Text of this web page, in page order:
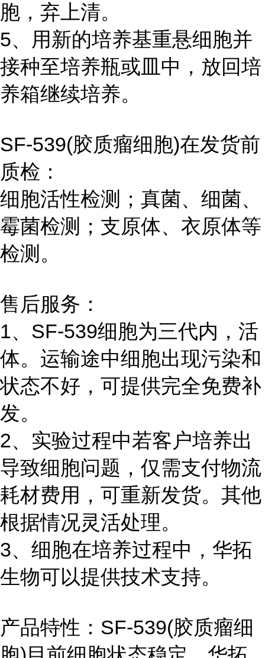
胞，弃上清。
5、用新的培养基重悬细胞并
接种至培养瓶或皿中，放回培
养箱继续培养。
SF-539(胶质瘤细胞)在发货前
质检：
细胞活性检测；真菌、细菌、
霉菌检测；支原体、衣原体等
检测。
售后服务：
1、SF-539细胞为三代内，活
体。运输途中细胞出现污染和
状态不好，可提供完全免费补
发。
2、实验过程中若客户培养出
导致细胞问题，仅需支付物流
耗材费用，可重新发货。其他
根据情况灵活处理。
3、细胞在培养过程中，华拓
生物可以提供技术支持。
产品特性：SF-539(胶质瘤细